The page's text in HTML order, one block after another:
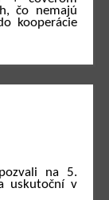
čo nemajú
kooperácie
na 5.
uskutoční v